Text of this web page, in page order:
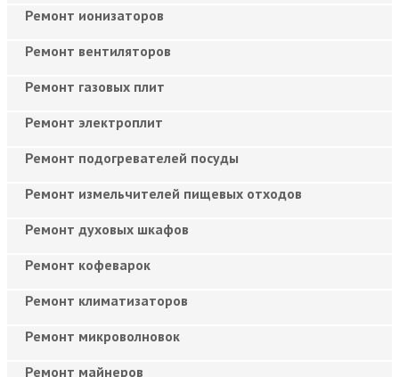
Ремонт ионизаторов
Ремонт вентиляторов
Ремонт газовых плит
Ремонт электроплит
Ремонт подогревателей посуды
Ремонт измельчителей пищевых отходов
Ремонт духовых шкафов
Ремонт кофеварок
Ремонт климатизаторов
Ремонт микроволновок
Ремонт майнеров